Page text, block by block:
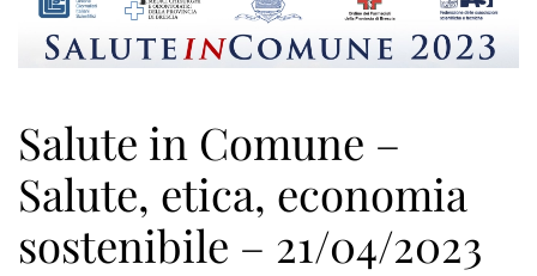
Salute in Comune –
Salute, etica, economia
sostenibile – 21/04/2023